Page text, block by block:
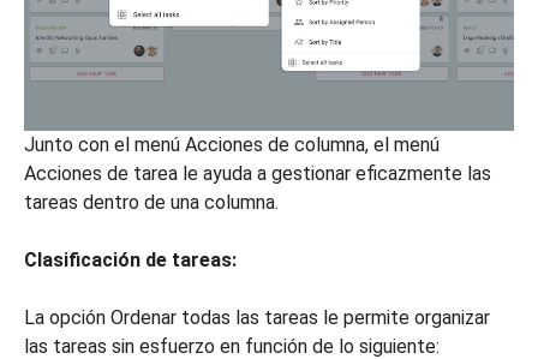
Junto con el menú Acciones de columna, el menú
Acciones de tarea le ayuda a gestionar eficazmente las
tareas dentro de una columna.
Clasificación de tareas:
La opción Ordenar todas las tareas le permite organizar
las tareas sin esfuerzo en función de lo siguiente: